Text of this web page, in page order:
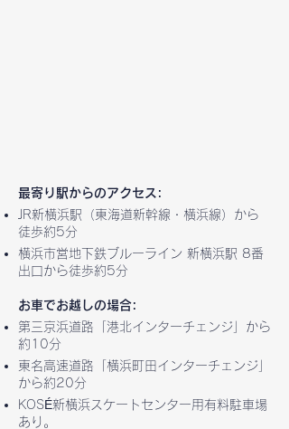
最寄り駅からのアクセス:
JR新横浜駅（東海道新幹線・横浜線）から
徒歩約5分
横浜市営地下鉄ブルーライン 新横浜駅 8番
出口から徒歩約5分
お車でお越しの場合:
第三京浜道路「港北インターチェンジ」から
約10分
東名高速道路「横浜町田インターチェンジ」
から約20分
KOSÉ新横浜スケートセンター用有料駐車場
あり。